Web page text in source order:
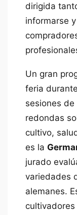
dirigida
informarse
Un gran
feria
sesiones de
redondas
cultivo,
es la
jurado
variedades
alemanes.